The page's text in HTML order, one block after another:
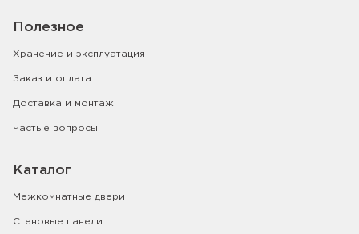
Полезное
Хранение и эксплуатация
Заказ и оплата
Доставка и монтаж
Частые вопросы
Каталог
Межкомнатные двери
Стеновые панели